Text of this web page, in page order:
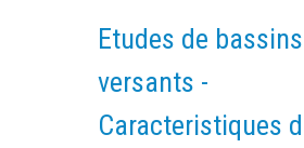
Etudes de bassins
versants -
Caracteristiques